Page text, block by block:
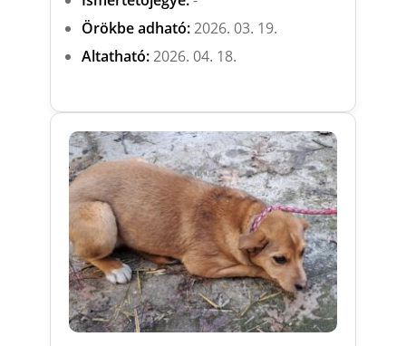
Örökbe adható:2026. 03. 19.
Altatható:2026. 04. 18.